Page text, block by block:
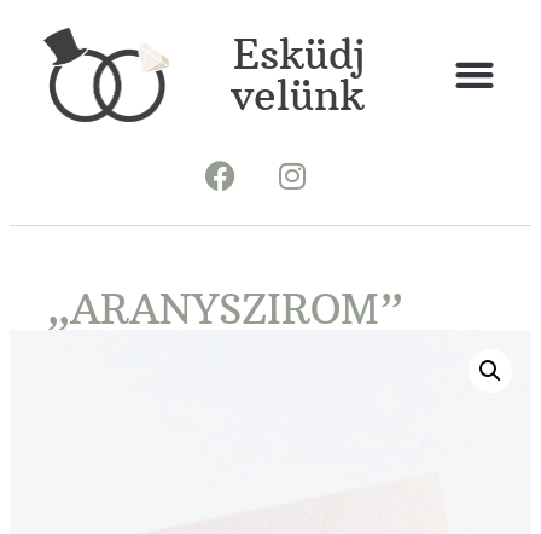
Esküdj
velünk
„ARANYSZIROM”